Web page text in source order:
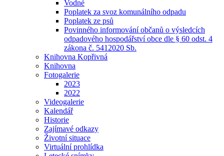
Vodné
Poplatek za svoz komunálního odpadu
Poplatek ze psů
Povinného informování občanů o výsledcích
odpadového hospodářství obce dle § 60 odst. 4
zákona č. 5412020 Sb.
Knihovna Kopřivná
Knihovna
Fotogalerie
2023
2022
Videogalerie
Kalendář
Historie
Zajímavé odkazy
Životní situace
Virtuální prohlídka